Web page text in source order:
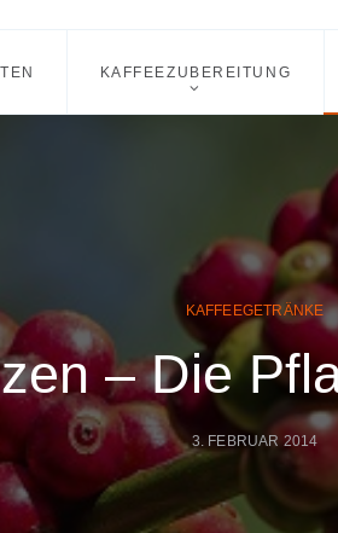
KAFFEEZUBEREITUNG
KAFFEEGETRÄNKE
– Die
3. FEBRUAR 2014